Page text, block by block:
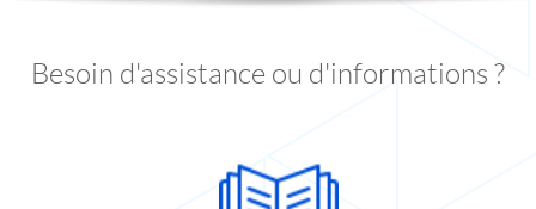
Besoin d'assistance ou d'informations ?